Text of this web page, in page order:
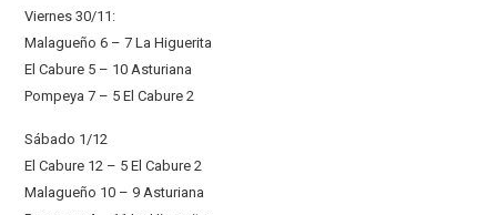
Viernes 30/11:
Malagueño 6 – 7 La Higuerita
El Cabure 5 – 10 Asturiana
Pompeya 7 – 5 El Cabure 2
Sábado 1/12
El Cabure 12 – 5 El Cabure 2
Malagueño 10 – 9 Asturiana